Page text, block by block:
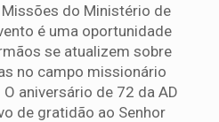
do Ministério de
é uma oportunidade
se atualizem sobre
no campo missionário
aniversário de 72 da AD
de gratidão ao Senhor